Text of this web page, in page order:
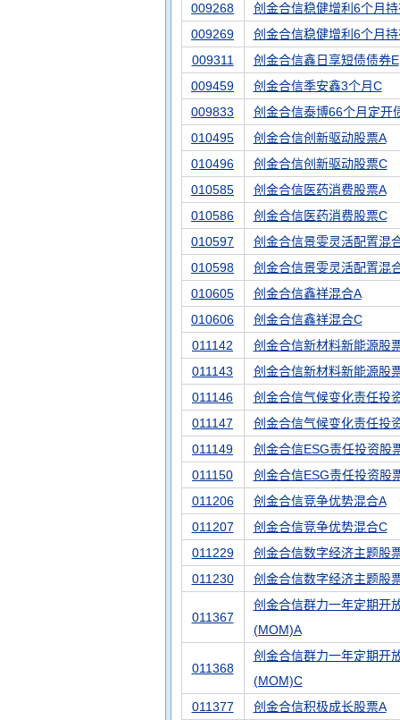
009268
创金合信稳健增利6个月
009269
创金合信稳健增利6个月
009311
创金合信鑫日享短债债券E
009459
创金合信季安鑫3个月C
009833
创金合信泰博66个月定开
010495
创金合信创新驱动股票A
010496
创金合信创新驱动股票C
010585
创金合信医药消费股票A
010586
创金合信医药消费股票C
010597
创金合信景雯灵活配置混
010598
创金合信景雯灵活配置混
010605
创金合信鑫祥混合A
010606
创金合信鑫祥混合C
011142
创金合信新材料新能源股
011143
创金合信新材料新能源股
011146
创金合信气候变化责任投
011147
创金合信气候变化责任投
011149
创金合信ESG责任投资股
011150
创金合信ESG责任投资股
011206
创金合信竞争优势混合A
011207
创金合信竞争优势混合C
011229
创金合信数字经济主题股
011230
创金合信数字经济主题股
011367
创金合信群力一年定期开
(MOM)A
011368
创金合信群力一年定期开
(MOM)C
011377
创金合信积极成长股票A